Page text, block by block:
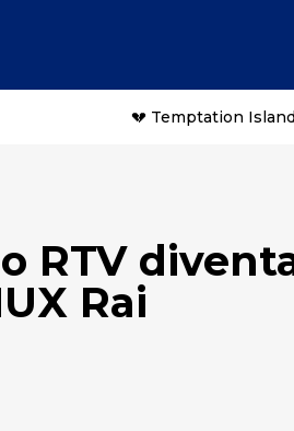
💔 Temptation
RTV
Rai